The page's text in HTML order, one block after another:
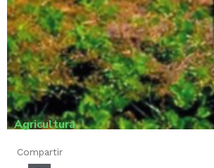
Agricultura
Compartir